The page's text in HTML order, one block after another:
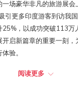
场豪华非凡的旅游展
引更多印度游客到访我
25%，以成功突破113万
启新篇章的重要一刻
验。
推广战略的核心市场之一
阅读更多